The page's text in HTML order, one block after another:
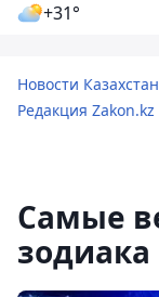
+31°
Новости
Редакция Zakon.kz
Самые
зодиака